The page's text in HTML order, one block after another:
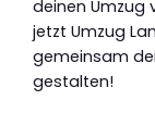
deinen Umzug
jetzt Umzug
gemeinsam
gestalten!